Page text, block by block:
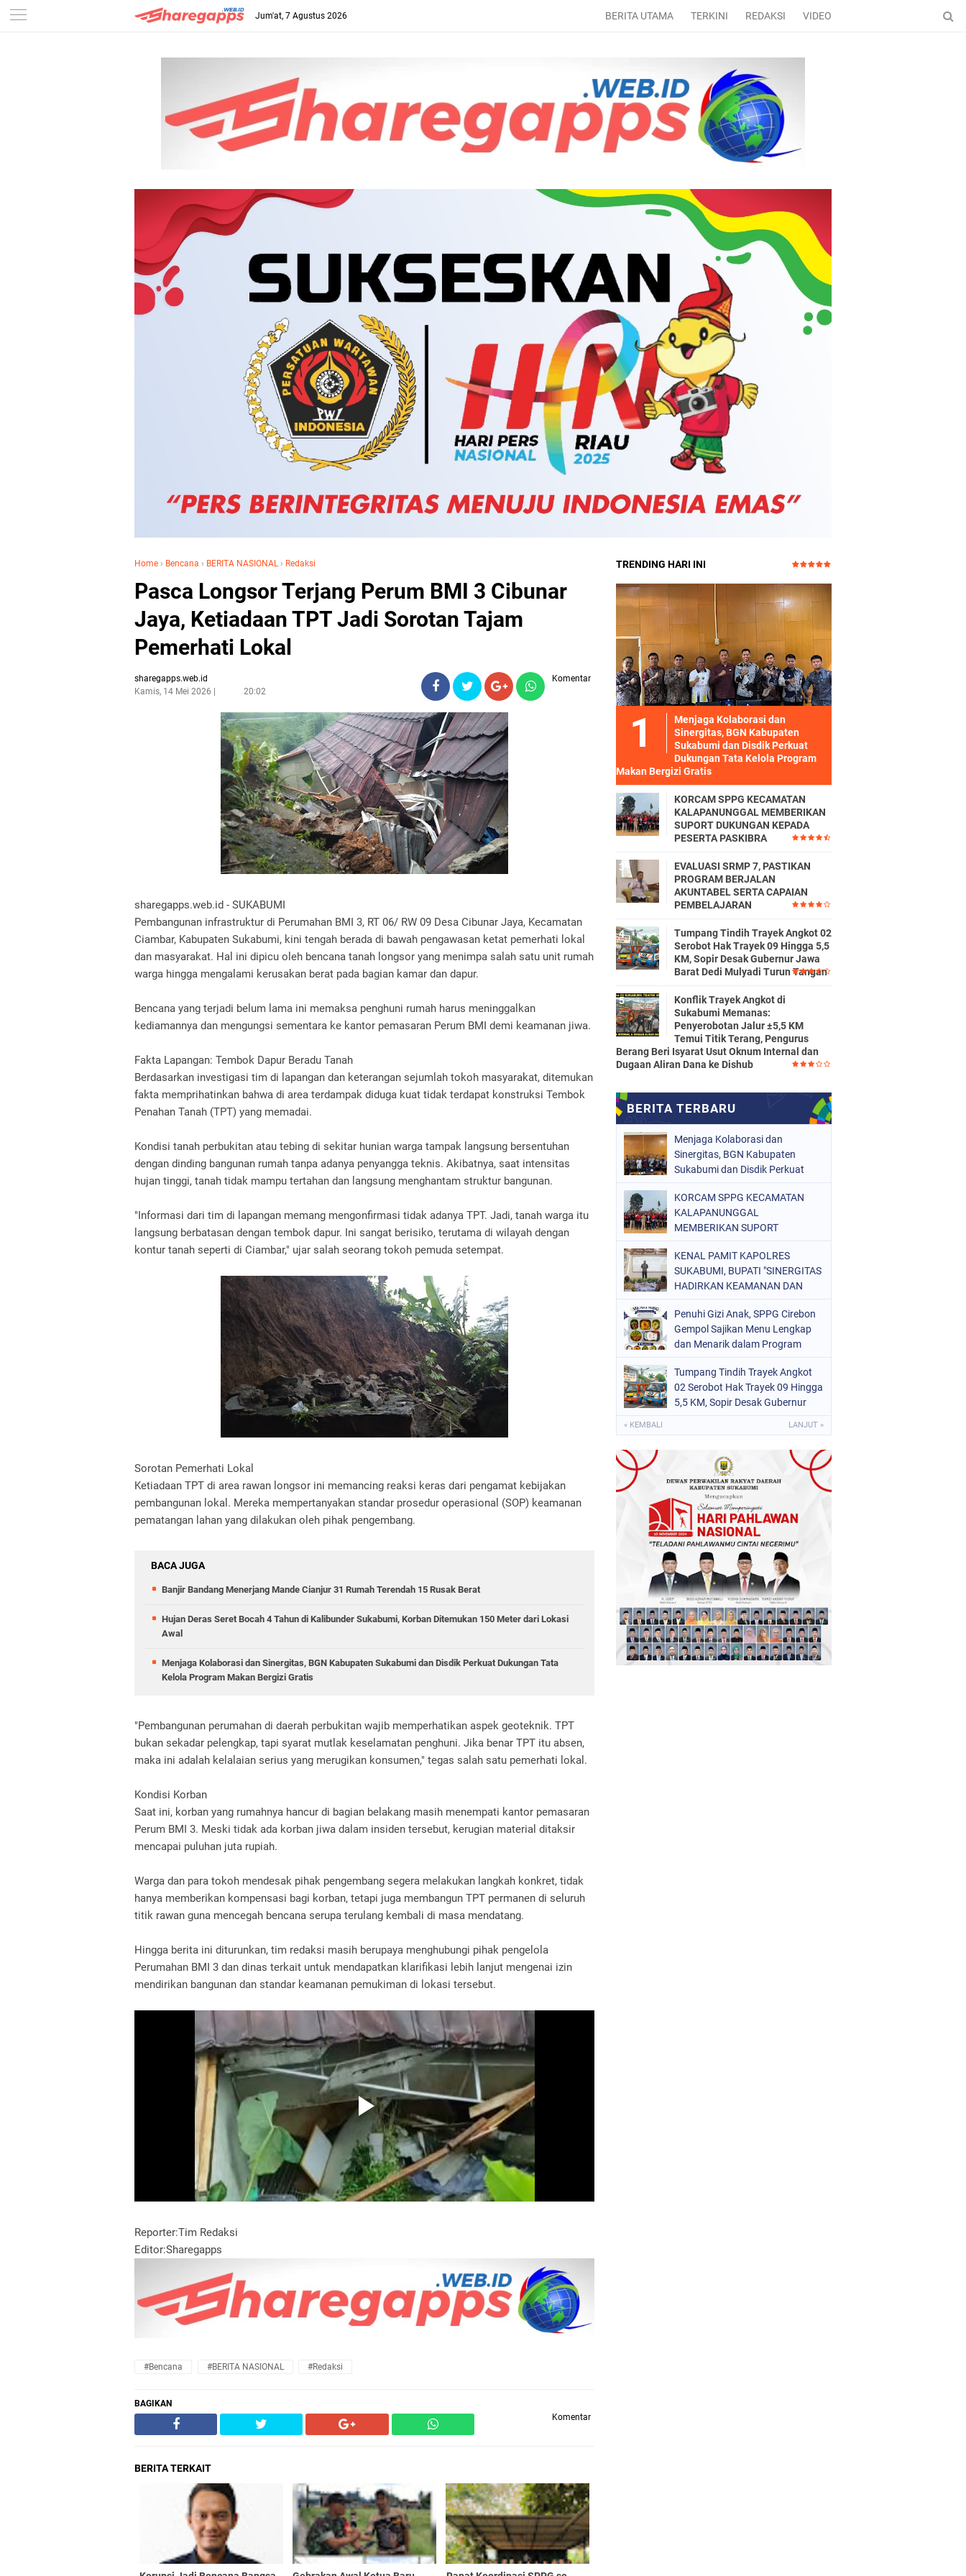
Jum'at, 7 Agustus 2026 BERITA UTAMA TERKINI REDAKSI VIDEO
Home › Bencana › BERITA NASIONAL› Redaksi
Pasca Longsor Terjang Perum BMI 3 Cibunar
Jaya, Ketiadaan TPT Jadi Sorotan Tajam
Pemerhati Lokal
sharegapps.web.id
Kamis, 14 Mei 2026
20:02
Komentar
sharegapps.web.id - SUKABUMI
Pembangunan infrastruktur di Perumahan BMI 3, RT 06/ RW 09 Desa Cibunar Jaya, Kecamatan
Ciambar, Kabupaten Sukabumi, kini tengah berada di bawah pengawasan ketat pemerhati lokal
dan masyarakat. Hal ini dipicu oleh bencana tanah longsor yang menimpa salah satu unit rumah
warga hingga mengalami kerusakan berat pada bagian kamar dan dapur.
Bencana yang terjadi belum lama ini memaksa penghuni rumah harus meninggalkan
kediamannya dan mengungsi sementara ke kantor pemasaran Perum BMI demi keamanan jiwa.
Fakta Lapangan: Tembok Dapur Beradu Tanah
Berdasarkan investigasi tim di lapangan dan keterangan sejumlah tokoh masyarakat, ditemukan
fakta memprihatinkan bahwa di area terdampak diduga kuat tidak terdapat konstruksi Tembok
Penahan Tanah (TPT) yang memadai.
Kondisi tanah perbukitan atau tebing di sekitar hunian warga tampak langsung bersentuhan
dengan dinding bangunan rumah tanpa adanya penyangga teknis. Akibatnya, saat intensitas
hujan tinggi, tanah tidak mampu tertahan dan langsung menghantam struktur bangunan.
"Informasi dari tim di lapangan memang mengonfirmasi tidak adanya TPT. Jadi, tanah warga itu
langsung berbatasan dengan tembok dapur. Ini sangat berisiko, terutama di wilayah dengan
kontur tanah seperti di Ciambar," ujar salah seorang tokoh pemuda setempat.
Sorotan Pemerhati Lokal
Ketiadaan TPT di area rawan longsor ini memancing reaksi keras dari pengamat kebijakan
pembangunan lokal. Mereka mempertanyakan standar prosedur operasional (SOP) keamanan
pematangan lahan yang dilakukan oleh pihak pengembang.
BACA JUGA
Banjir Bandang Menerjang Mande Cianjur 31 Rumah Terendah 15 Rusak Berat
Hujan Deras Seret Bocah 4 Tahun di Kalibunder Sukabumi, Korban Ditemukan 150 Meter dari Lokasi
Awal
Menjaga Kolaborasi dan Sinergitas, BGN Kabupaten Sukabumi dan Disdik Perkuat Dukungan Tata
Kelola Program Makan Bergizi Gratis
"Pembangunan perumahan di daerah perbukitan wajib memperhatikan aspek geoteknik. TPT
bukan sekadar pelengkap, tapi syarat mutlak keselamatan penghuni. Jika benar TPT itu absen,
maka ini adalah kelalaian serius yang merugikan konsumen," tegas salah satu pemerhati lokal.
Kondisi Korban
Saat ini, korban yang rumahnya hancur di bagian belakang masih menempati kantor pemasaran
Perum BMI 3. Meski tidak ada korban jiwa dalam insiden tersebut, kerugian material ditaksir
mencapai puluhan juta rupiah.
Warga dan para tokoh mendesak pihak pengembang segera melakukan langkah konkret, tidak
hanya memberikan kompensasi bagi korban, tetapi juga membangun TPT permanen di seluruh
titik rawan guna mencegah bencana serupa terulang kembali di masa mendatang.
Hingga berita ini diturunkan, tim redaksi masih berupaya menghubungi pihak pengelola
Perumahan BMI 3 dan dinas terkait untuk mendapatkan klarifikasi lebih lanjut mengenai izin
mendirikan bangunan dan standar keamanan pemukiman di lokasi tersebut.
Reporter:Tim Redaksi
Editor:Sharegapps
#Bencana #BERITA NASIONAL #Redaksi
BAGIKAN
Komentar
BERITA TERKAIT
TRENDING HARI INI
Menjaga Kolaborasi dan
Sinergitas, BGN Kabupaten
Sukabumi dan Disdik Perkuat
Dukungan Tata Kelola Program
Makan Bergizi Gratis
KORCAM SPPG KECAMATAN
KALAPANUNGGAL MEMBERIKAN
SUPORT DUKUNGAN KEPADA
PESERTA PASKIBRA
EVALUASI SRMP 7, PASTIKAN
PROGRAM BERJALAN
AKUNTABEL SERTA CAPAIAN
PEMBELAJARAN
Tumpang Tindih Trayek Angkot 02
Serobot Hak Trayek 09 Hingga 5,5
KM, Sopir Desak Gubernur Jawa
Barat Dedi Mulyadi Turun Tangan
Konflik Trayek Angkot di
Sukabumi Memanas:
Penyerobotan Jalur ±5,5 KM
Temui Titik Terang, Pengurus
Berang Beri Isyarat Usut Oknum Internal dan
Dugaan Aliran Dana ke Dishub
Menjaga Kolaborasi dan
Sinergitas, BGN Kabupaten
Sukabumi dan Disdik Perkuat
Makan Bergizi Gratis
KORCAM SPPG KECAMATAN
KALAPANUNGGAL
MEMBERIKAN SUPORT
PASKIBRA
KENAL PAMIT KAPOLRES
SUKABUMI, BUPATI "SINERGITAS
HADIRKAN KEAMANAN DAN
Penuhi Gizi Anak, SPPG Cirebon
Gempol Sajikan Menu Lengkap
dan Menarik dalam Program
Tumpang Tindih Trayek Angkot
02 Serobot Hak Trayek 09 Hingga
5,5 KM, Sopir Desak Gubernur
« KEMBALI LANJUT »